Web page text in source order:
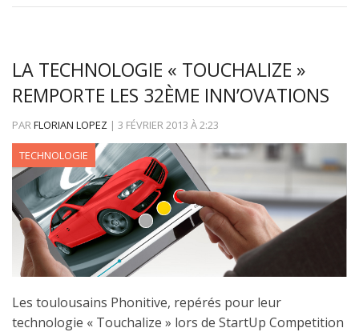
LA TECHNOLOGIE « TOUCHALIZE »
REMPORTE LES 32ÈME INN’OVATIONS
PARFLORIAN LOPEZ | 3 FÉVRIER 2013 À2:23
TECHNOLOGIE
Les toulousains Phonitive, repérés pour leur
technologie « Touchalize » lors de StartUp Competition